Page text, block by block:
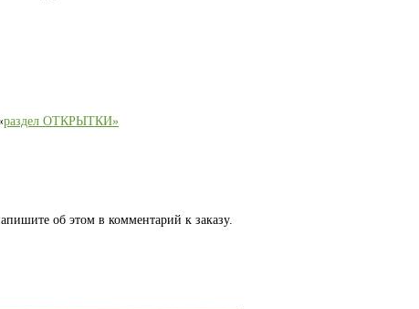
раздел ОТКРЫТКИ»
об этом в комментарий к заказу.